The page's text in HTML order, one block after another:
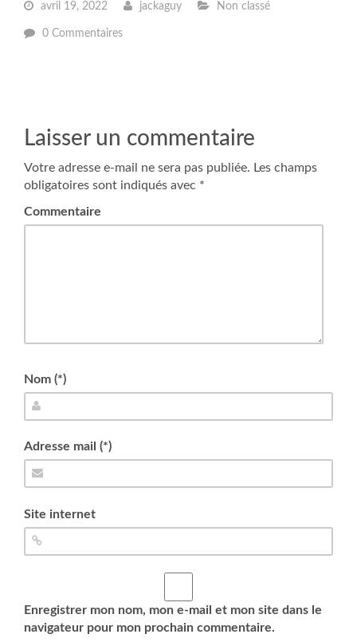
avril 19, 2022 jackaguy Non classé
0 Commentaires
Laisser un commentaire
Votre adresse e-mail ne sera pas publiée. Les champs
obligatoires sont indiqués avec *
Commentaire
Nom (*)
Adresse mail (*)
Site internet
Enregistrer mon nom, mon e-mail et mon site dans le
navigateur pour mon prochain commentaire.